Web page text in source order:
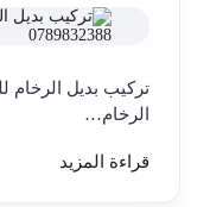
تركيب بديل الرخام
الرخام…
قراءة المزيد